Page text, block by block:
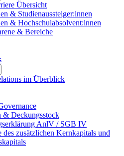
Übersicht
& Studienaussteiger:innen
& Hochschulabsolvent:innen
& Bereiche
im Überblick
& Deckungsstock
AnlV / SGB IV
des zusätzlichen Kernkapitals und